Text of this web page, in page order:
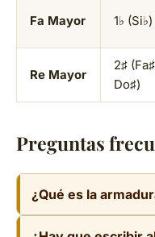
Fa Mayor 1♭ (Si♭)
Re Mayor
2♯ (Fa♯
Do♯)
Preguntas
¿Qué es la